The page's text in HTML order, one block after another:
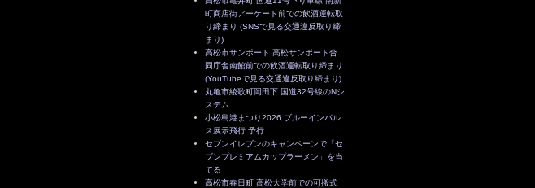
町商店街アーケード前での飲酒運転取
り締まり (SNSで見る交通違反取り締
まり)
高松市サンポート 高松サンポート合
同庁舎南館前での飲酒運転取り締まり
(YouTubeで見る交通違反取り締まり)
丸亀市綾歌町岡田下 国道32号線のNシ
ステム
小松島港まつり2026 ブルーインパル
ス展示飛行 予行
セブンイレブンのキャンペーンで「セ
ブンプレミアムカップラーメン」を当
てる
高松市春日町 高松大学前での可搬式